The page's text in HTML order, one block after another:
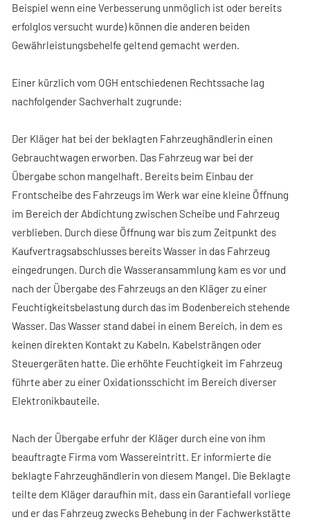
Beispiel wenn eine Verbesserung unmöglich ist oder bereits
erfolglos versucht wurde) können die anderen beiden
Gewährleistungsbehelfe geltend gemacht werden.
Einer kürzlich vom OGH entschiedenen Rechtssache lag
nachfolgender Sachverhalt zugrunde:
Der Kläger hat bei der beklagten Fahrzeughändlerin einen
Gebrauchtwagen erworben. Das Fahrzeug war bei der
Übergabe schon mangelhaft. Bereits beim Einbau der
Frontscheibe des Fahrzeugs im Werk war eine kleine Öffnung
im Bereich der Abdichtung zwischen Scheibe und Fahrzeug
verblieben. Durch diese Öffnung war bis zum Zeitpunkt des
Kaufvertragsabschlusses bereits Wasser in das Fahrzeug
eingedrungen. Durch die Wasseransammlung kam es vor und
nach der Übergabe des Fahrzeugs an den Kläger zu einer
Feuchtigkeitsbelastung durch das im Bodenbereich stehende
Wasser. Das Wasser stand dabei in einem Bereich, in dem es
keinen direkten Kontakt zu Kabeln, Kabelsträngen oder
Steuergeräten hatte. Die erhöhte Feuchtigkeit im Fahrzeug
führte aber zu einer Oxidationsschicht im Bereich diverser
Elektronikbauteile.
Nach der Übergabe erfuhr der Kläger durch eine von ihm
beauftragte Firma vom Wassereintritt. Er informierte die
beklagte Fahrzeughändlerin von diesem Mangel. Die Beklagte
teilte dem Kläger daraufhin mit, dass ein Garantiefall vorliege
und er das Fahrzeug zwecks Behebung in der Fachwerkstätte